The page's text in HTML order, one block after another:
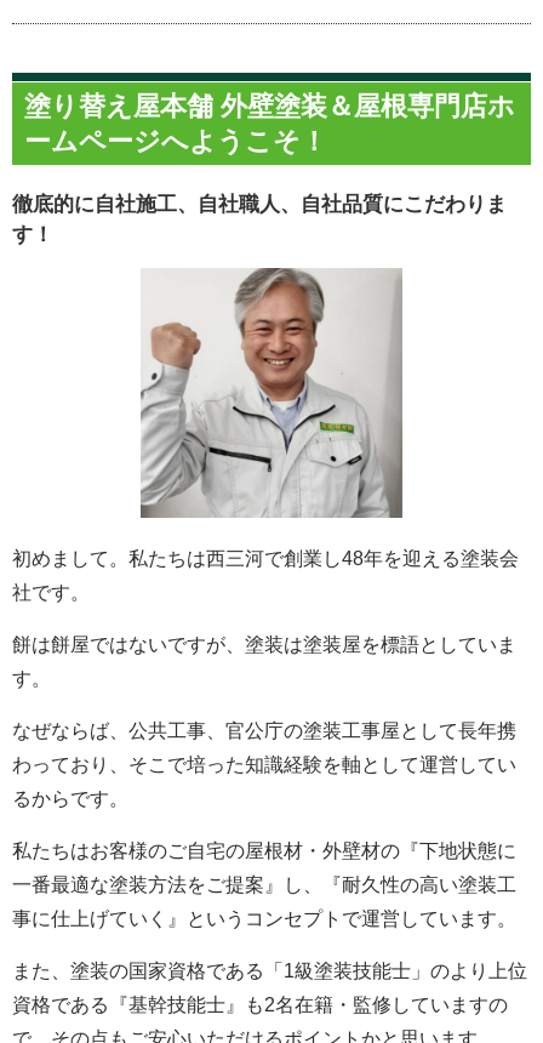
塗り替え屋本舗 外壁塗装＆屋根専門店ホ
ームページへようこそ！
徹底的に自社施工、自社職人、自社品質にこだわりま
す！
初めまして。私たちは西三河で創業し48年を迎える塗装会
社です。
餅は餅屋ではないですが、塗装は塗装屋を標語としていま
す。
なぜならば、公共工事、官公庁の塗装工事屋として長年携
わっており、そこで培った知識経験を軸として運営してい
るからです。
私たちはお客様のご自宅の屋根材・外壁材の『下地状態に
一番最適な塗装方法をご提案』し、『耐久性の高い塗装工
事に仕上げていく』というコンセプトで運営しています。
また、塗装の国家資格である「1級塗装技能士」のより上位
資格である『基幹技能士』も2名在籍・監修していますの